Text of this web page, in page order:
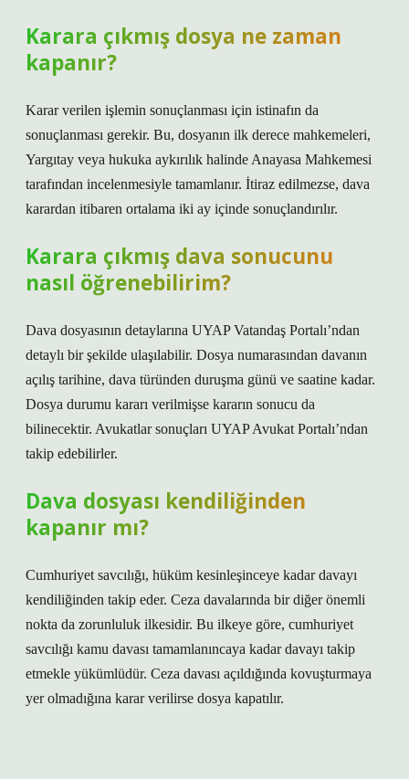
Karara çıkmış dosya ne zaman
kapanır?
Karar verilen işlemin sonuçlanması için istinafın da
sonuçlanması gerekir. Bu, dosyanın ilk derece mahkemeleri,
Yargıtay veya hukuka aykırılık halinde Anayasa Mahkemesi
tarafından incelenmesiyle tamamlanır. İtiraz edilmezse, dava
karardan itibaren ortalama iki ay içinde sonuçlandırılır.
Karara çıkmış dava sonucunu
nasıl öğrenebilirim?
Dava dosyasının detaylarına UYAP Vatandaş Portalı’ndan
detaylı bir şekilde ulaşılabilir. Dosya numarasından davanın
açılış tarihine, dava türünden duruşma günü ve saatine kadar.
Dosya durumu kararı verilmişse kararın sonucu da
bilinecektir. Avukatlar sonuçları UYAP Avukat Portalı’ndan
takip edebilirler.
Dava dosyası kendiliğinden
kapanır mı?
Cumhuriyet savcılığı, hüküm kesinleşinceye kadar davayı
kendiliğinden takip eder. Ceza davalarında bir diğer önemli
nokta da zorunluluk ilkesidir. Bu ilkeye göre, cumhuriyet
savcılığı kamu davası tamamlanıncaya kadar davayı takip
etmekle yükümlüdür. Ceza davası açıldığında kovuşturmaya
yer olmadığına karar verilirse dosya kapatılır.